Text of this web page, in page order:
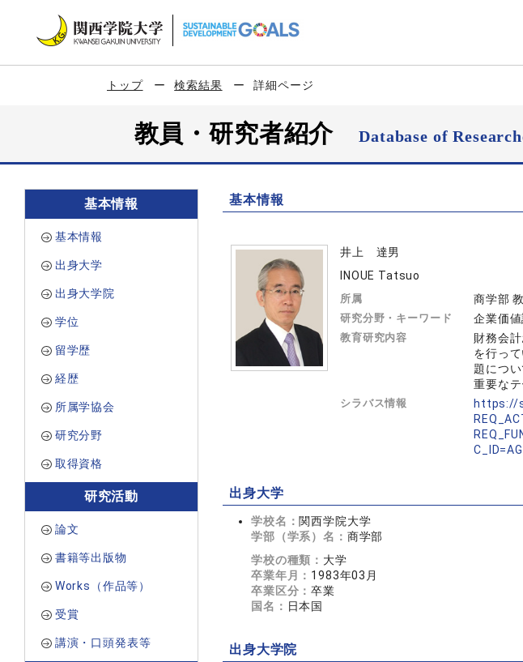
トップ 検索結果 詳細ページ
教員・研究者紹介Database of
基本情報
基本情報
出身大学
出身大学院
学位
留学歴
経歴
所属学協会
研究分野
取得資格
研究活動
論文
書籍等出版物
Works（作品等）
受賞
講演・口頭発表等
基本情報
井上 達男
INOUE Tatsuo
所属 商学部
研究分野・キーワード 企業価
教育研究内容
財務会
を行っ
題につ
重要な
シラバス情報
https://
出身大学
学校名： 関西学院大学
学部（学系）名： 商学部
学校の種類： 大学
卒業年月： 1983年03月
卒業区分：卒業
国名： 日本国
出身大学院